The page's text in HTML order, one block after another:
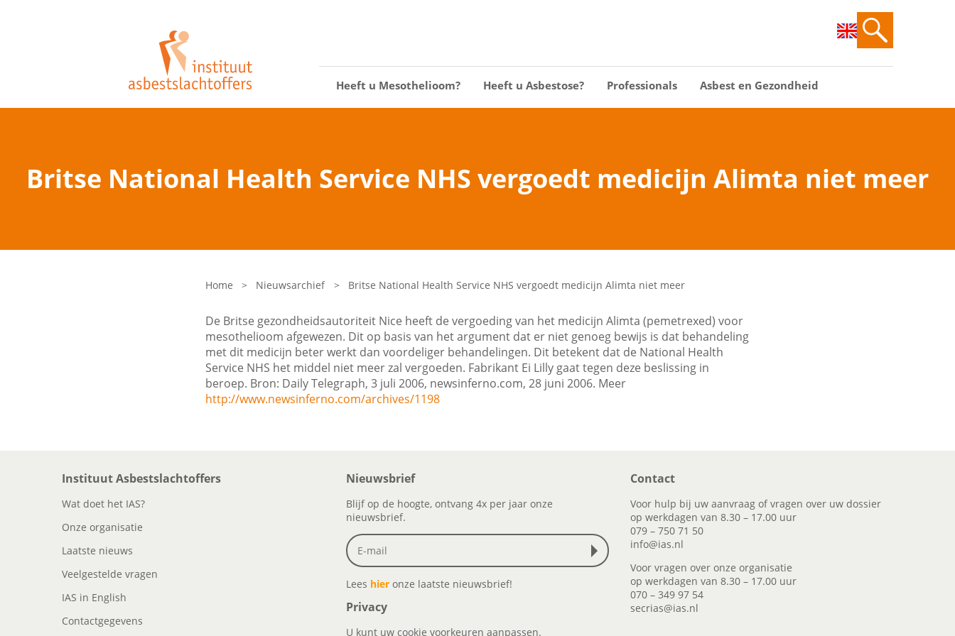
Heeft u Mesothelioom? Heeft u Asbestose? Professionals Asbest en Gezondheid
Britse National Health Service NHS vergoedt medicijn Alimta niet meer
Home > Nieuwsarchief > Britse National Health Service NHS vergoedt medicijn Alimta niet meer
De Britse gezondheidsautoriteit Nice heeft de vergoeding van het medicijn Alimta (pemetrexed) voor
mesothelioom afgewezen. Dit op basis van het argument dat er niet genoeg bewijs is dat behandeling
met dit medicijn beter werkt dan voordeliger behandelingen. Dit betekent dat de National Health
Service NHS het middel niet meer zal vergoeden. Fabrikant Ei Lilly gaat tegen deze beslissing in
beroep. Bron: Daily Telegraph, 3 juli 2006, newsinferno.com, 28 juni 2006. Meer
http://www.newsinferno.com/archives/1198
Instituut Asbestslachtoffers
Wat doet het IAS?
Onze organisatie
Laatste nieuws
Veelgestelde vragen
IAS in English
Contactgegevens
Nieuwsbrief
Blijf op de hoogte, ontvang 4x per jaar onze
nieuwsbrief.
Lees hier onze laatste nieuwsbrief!
Privacy
U kunt uw cookie voorkeuren aanpassen.
Contact
Voor hulp bij uw aanvraag of vragen over uw dossier
op werkdagen van 8.30 – 17.00 uur
079 – 750 71 50
info@ias.nl
Voor vragen over onze organisatie
op werkdagen van 8.30 – 17.00 uur
070 – 349 97 54
secrias@ias.nl